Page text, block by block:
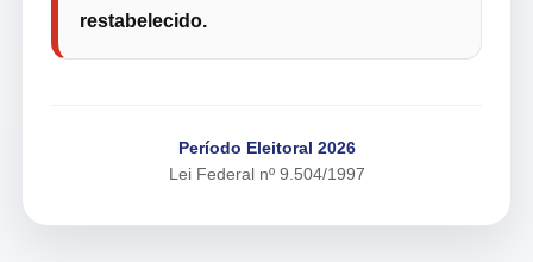
restabelecido.
Período Eleitoral 2026
Lei Federal nº 9.504/1997